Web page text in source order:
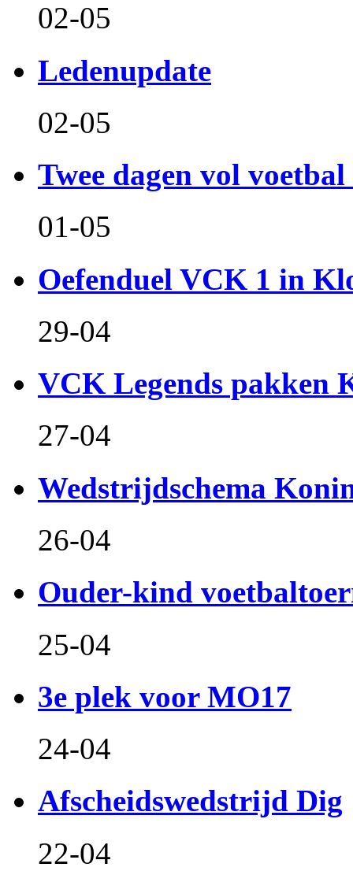
02-05
Ledenupdate
02-05
Twee dagen vol
01-05
Oefenduel VCK 1 in
29-04
VCK Legends pakken
27-04
Wedstrijdschema
26-04
Ouder-kind
25-04
3e plek voor MO17
24-04
Afscheidswedstrijd Dig
22-04